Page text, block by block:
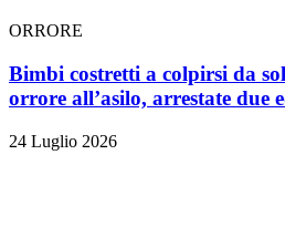
ORRORE
Bimbi costretti a colpirsi da
orrore all’asilo, arrestate due
24 Luglio 2026